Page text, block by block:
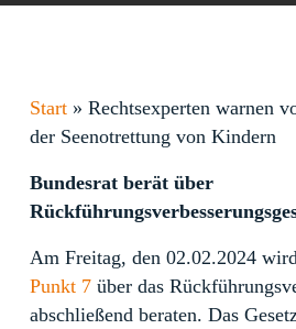
Start» Rechtsexperten warnen
der Seenotrettung von Kindern
Bundesrat berät über
Am Freitag, den 02.02.2024
Punkt 7über das
abschließend beraten. Das